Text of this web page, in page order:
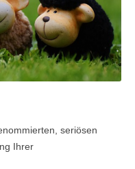
seriösen
Ihrer